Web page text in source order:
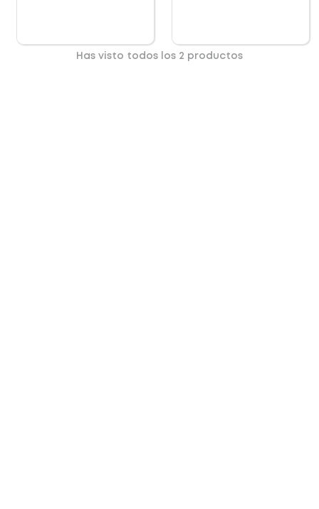
Has visto todos los 2 productos